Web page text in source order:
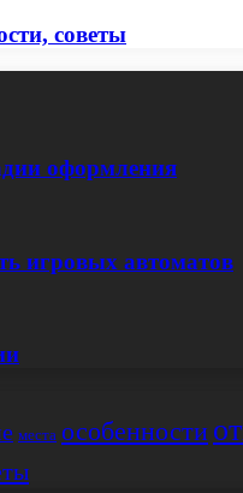
советы
оформления
игровых автоматов
места особенности